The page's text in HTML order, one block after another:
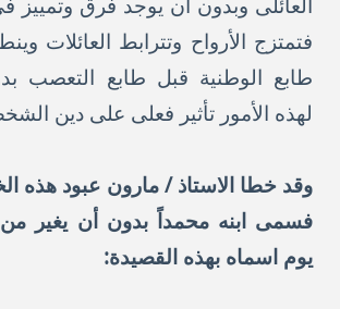
فتمتزج الأرواح وتترابط العائلات
طابع الوطنية قبل طابع التعصب
لهذه الأمور تأثير فعلى على دين
وقد خطا الاستاذ / مارون عبود هذه
فسمى ابنه محمداً بدون أن يغير من
يوم اسماه بهذه القصيدة: